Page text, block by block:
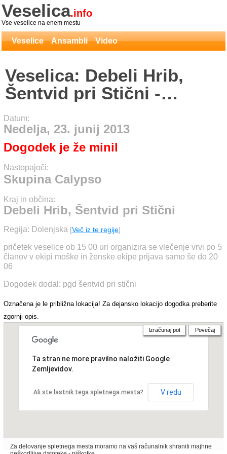
Veselica.info
Vse veselice na enem mestu
Veselice Ansambli Video
Veselica: Debeli Hrib,
Šentvid pri Stični -
Skupina Calypso
Datum:
Nedelja, 23. junij 2013
Dogodek je že minil
Nastopajoči:
Skupina Calypso
Kraj in občina:
Debeli Hrib, Šentvid pri Stični
Regija: Dolenjska [Več iz te regije]
pričetek veselice ob 15 00 uri organizira se vlečenje vrvi po 5
članov v ekipi moške in ženske ekipe prijava samo še do 20
06
Dogodek dodal: pgd šentvid pri stični
Označena je le približna lokacija! Za dejansko lokacijo dogodka preberite
zgornji opis.
Ta stran ne more pravilno naložiti Google
Zemljevidov.
Ali ste lastnik tega spletnega mesta? V redu
Izračunaj pot Povečaj
Za delovanje spletnega mesta moramo na vaš računalnik shraniti majhne